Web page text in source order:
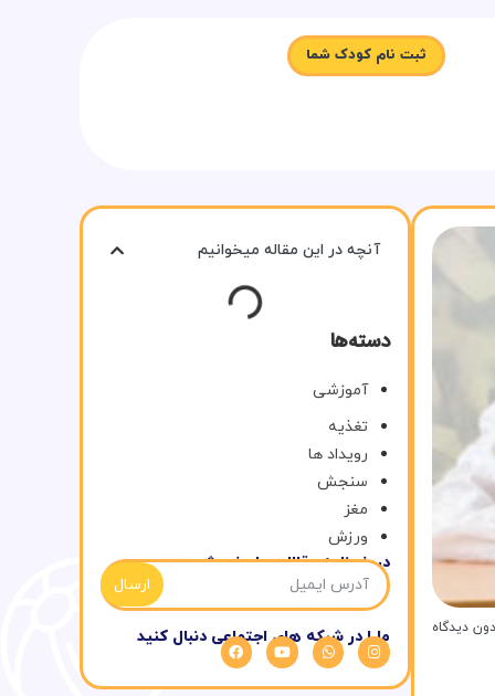
ثبت نام کودک شما
دیدگاه
آنچه در این مقاله میخوانیم
دسته‌ها
آموزشی
تغذیه
رویداد ها
سنجش
مغز
ورزش
در خبرنامه مقالات ما عضو شوید
ارسال
مارا در شبکه های اجتماعی دنبال کنید